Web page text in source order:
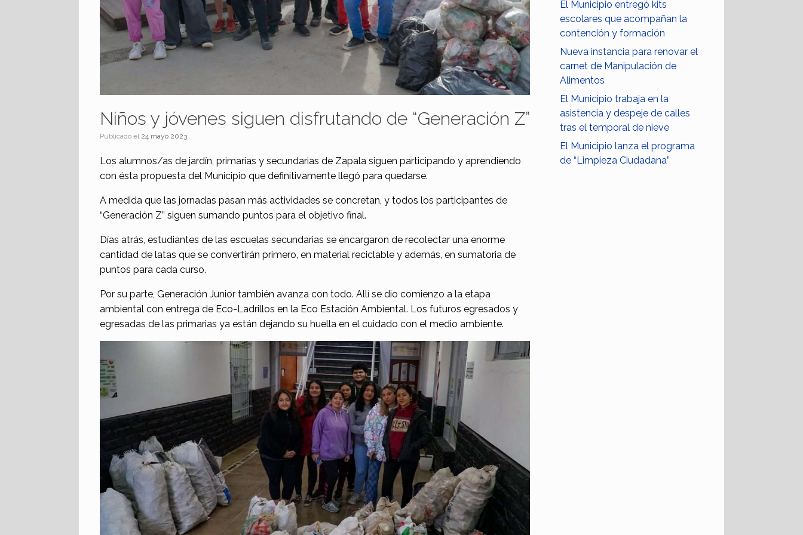
Niños y jóvenes siguen disfrutando de “Generación Z”
Publicado el 24 mayo 2023
Los alumnos/as de jardín, primarias y secundarias de Zapala siguen participando y aprendiendo
con ésta propuesta del Municipio que definitivamente llegó para quedarse.
A medida que las jornadas pasan más actividades se concretan, y todos los participantes de
“Generación Z” siguen sumando puntos para el objetivo final.
Días atrás, estudiantes de las escuelas secundarias se encargaron de recolectar una enorme
cantidad de latas que se convertirán primero, en material reciclable y además, en sumatoria de
puntos para cada curso.
Por su parte, Generación Junior también avanza con todo. Allí se dio comienzo a la etapa
ambiental con entrega de Eco-Ladrillos en la Eco Estación Ambiental. Los futuros egresados y
egresadas de las primarias ya están dejando su huella en el cuidado con el medio ambiente.
El Municipio entregó kits
escolares que acompañan la
contención y formación
Nueva instancia para renovar el
carnet de Manipulación de
Alimentos
El Municipio trabaja en la
asistencia y despeje de calles
tras el temporal de nieve
El Municipio lanza el programa
de “Limpieza Ciudadana”